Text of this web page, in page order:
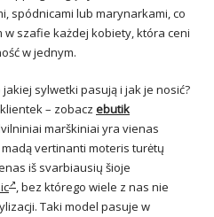
spódnicami lub marynarkami, co
szafie każdej kobiety, która ceni
w jednym.
jakiej sylwetki pasują i jak je nosić?
– zobacz ebutik
marškiniai yra vienas
vertinanti moteris turėtų
iš svarbiausių šioje
, bez którego wiele z nas nie
Taki model pasuje w